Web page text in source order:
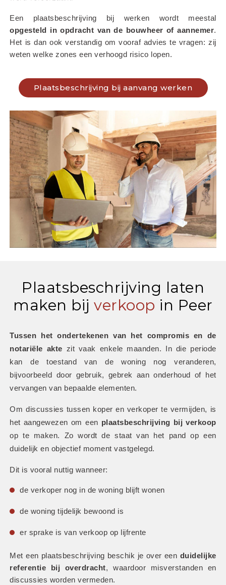
opgesteld in opdracht van de bouwheer of aannemer.
Het is dan ook verstandig om vooraf advies te vragen: zij
weten welke zones een verhoogd risico lopen.
Plaatsbeschrijving bij aanvang werken
Plaatsbeschrijving laten
maken bijverkoop in Peer
Tussen het ondertekenen van het compromis en de
notariële akte zit vaak enkele maanden. In die periode
kan de toestand van de woning nog veranderen,
bijvoorbeeld door gebruik, gebrek aan onderhoud of het
vervangen van bepaalde elementen.
Om discussies tussen koper en verkoper te vermijden, is
het aangewezen om een plaatsbeschrijving bij verkoop
op te maken. Zo wordt de staat van het pand op een
duidelijk en objectief moment vastgelegd.
Dit is vooral nuttig wanneer:
de verkoper nog in de woning blijft wonen
de woning tijdelijk bewoond is
er sprake is van verkoop op lijfrente
Met een plaatsbeschrijving beschik je over een duidelijke
referentie bij overdracht, waardoor misverstanden en
discussies worden vermeden.